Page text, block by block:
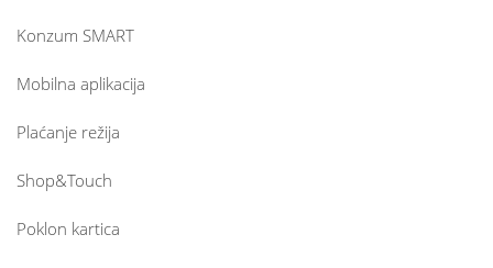
Konzum SMART
Mobilna aplikacija
Plaćanje režija
Shop&Touch
Poklon kartica